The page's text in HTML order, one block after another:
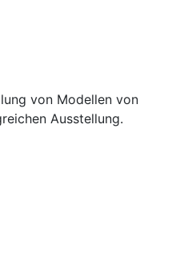
von Modellen von
Ausstellung.